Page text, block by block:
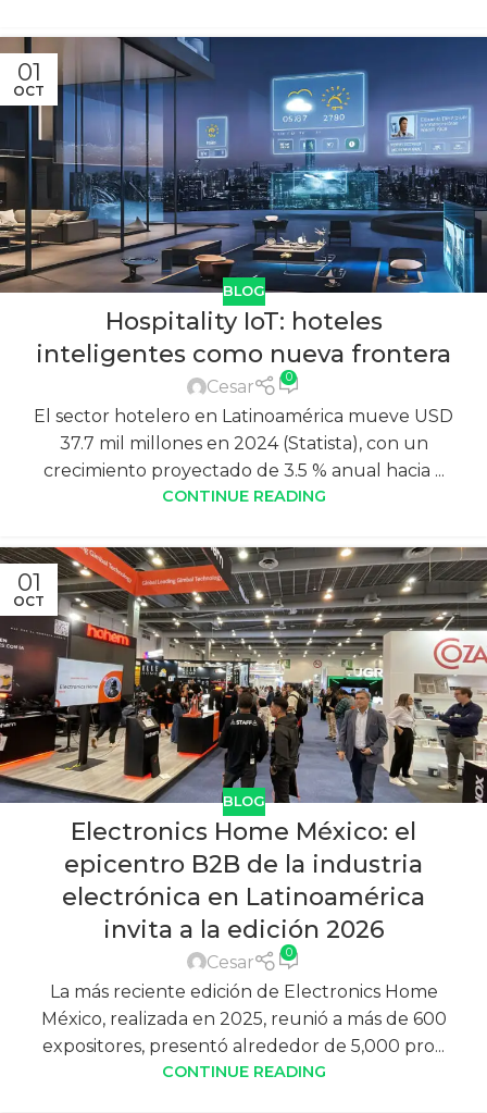
01
OCT
BLOG
Hospitality IoT: hoteles
inteligentes como nueva frontera
Cesar 0
El sector hotelero en Latinoamérica mueve USD
37.7 mil millones en 2024 (Statista), con un
crecimiento proyectado de 3.5 % anual hacia ...
CONTINUE READING
01
OCT
BLOG
Electronics Home México: el
epicentro B2B de la industria
electrónica en Latinoamérica
invita a la edición 2026
Cesar 0
La más reciente edición de Electronics Home
México, realizada en 2025, reunió a más de 600
expositores, presentó alrededor de 5,000 pro...
CONTINUE READING